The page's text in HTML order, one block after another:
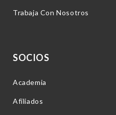
Trabaja Con Nosotros
SOCIOS
Academia
Afiliados